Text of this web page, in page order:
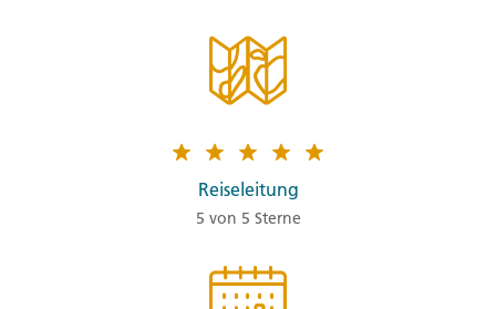
Reiseleitung
5 von 5 Sterne